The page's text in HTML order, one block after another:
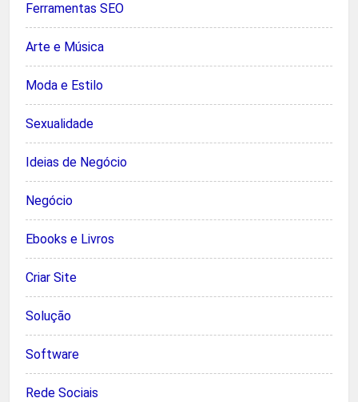
Ferramentas SEO
Arte e Música
Moda e Estilo
Sexualidade
Ideias de Negócio
Negócio
Ebooks e Livros
Criar Site
Solução
Software
Rede Sociais